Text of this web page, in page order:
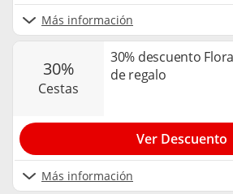
Más información
30%
cestas
30% descuento
de regalo
Más información
Ver Descuento